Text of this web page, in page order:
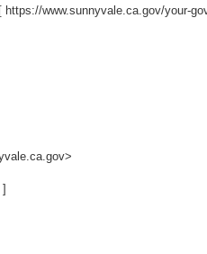
https://www.sunnyvale.ca.gov/your-
]